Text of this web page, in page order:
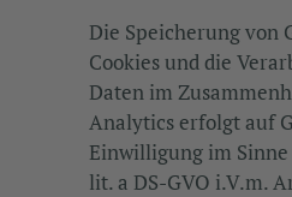
Die Speicherung von
Cookies und die
Daten im
Analytics erfolgt auf
Einwilligung im Sinne
lit. a DS-GVO i.V.m.